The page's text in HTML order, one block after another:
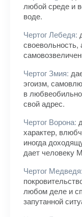
любой среде и
воде.
Чертог Лебедя:
своевольность,
Чертог Змия:
эгоизм,
в
свой адрес.
Чертог Ворона:
характер,
иногда
дает человеку
Чертог Медведя:
любом деле и
запутанной